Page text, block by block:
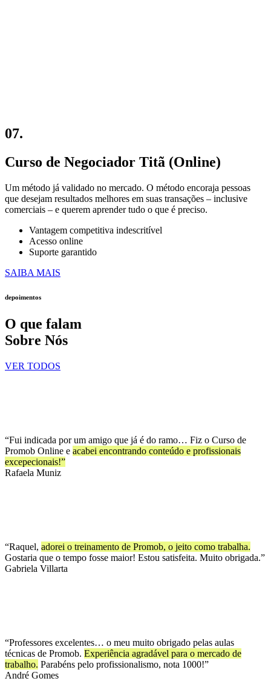
07.
Curso de Negociador Titã (Online)
Um método já validado no mercado. O método encoraja pessoas
que desejam resultados melhores em suas transações – inclusive
comerciais – e querem aprender tudo o que é preciso.
Vantagem competitiva indescritível
Acesso online
Suporte garantido
SAIBA MAIS
depoimentos
O que falam
Sobre Nós
VER TODOS
“Fui indicada por um amigo que já é do ramo… Fiz o Curso de
Promob Online e acabei encontrando conteúdo e profissionais
excepecionais!”
Rafaela Muniz
“Raquel, adorei o treinamento de Promob, o jeito como trabalha.
Gostaria que o tempo fosse maior! Estou satisfeita. Muito obrigada.”
Gabriela Villarta
“Professores excelentes… o meu muito obrigado pelas aulas
técnicas de Promob. Experiência agradável para o mercado de
trabalho. Parabéns pelo profissionalismo, nota 1000!”
André Gomes